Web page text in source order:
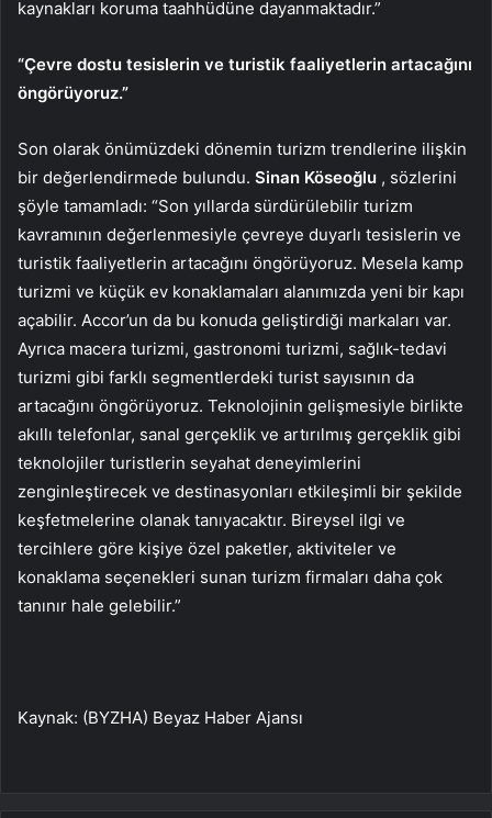
kaynakları koruma taahhüdüne dayanmaktadır.”
“Çevre dostu tesislerin ve turistik faaliyetlerin artacağını
öngörüyoruz.”
Son olarak önümüzdeki dönemin turizm trendlerine ilişkin
bir değerlendirmede bulundu. Sinan Köseoğlu , sözlerini
şöyle tamamladı: “Son yıllarda sürdürülebilir turizm
kavramının değerlenmesiyle çevreye duyarlı tesislerin ve
turistik faaliyetlerin artacağını öngörüyoruz. Mesela kamp
turizmi ve küçük ev konaklamaları alanımızda yeni bir kapı
açabilir. Accor’un da bu konuda geliştirdiği markaları var.
Ayrıca macera turizmi, gastronomi turizmi, sağlık-tedavi
turizmi gibi farklı segmentlerdeki turist sayısının da
artacağını öngörüyoruz. Teknolojinin gelişmesiyle birlikte
akıllı telefonlar, sanal gerçeklik ve artırılmış gerçeklik gibi
teknolojiler turistlerin seyahat deneyimlerini
zenginleştirecek ve destinasyonları etkileşimli bir şekilde
keşfetmelerine olanak tanıyacaktır. Bireysel ilgi ve
tercihlere göre kişiye özel paketler, aktiviteler ve
konaklama seçenekleri sunan turizm firmaları daha çok
tanınır hale gelebilir.”
Kaynak: (BYZHA) Beyaz Haber Ajansı